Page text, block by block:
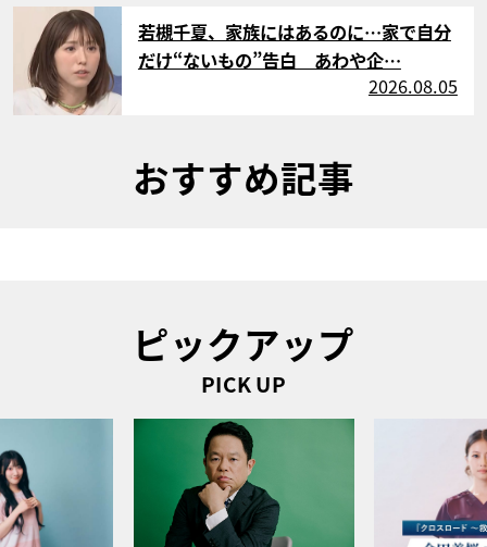
サムネイル
若槻千夏、家族にはあるのに…家で自分
だけ“ないもの”告白 あわや企…
2026.08.05
おすすめ記事
ピックアップ
PICK UP